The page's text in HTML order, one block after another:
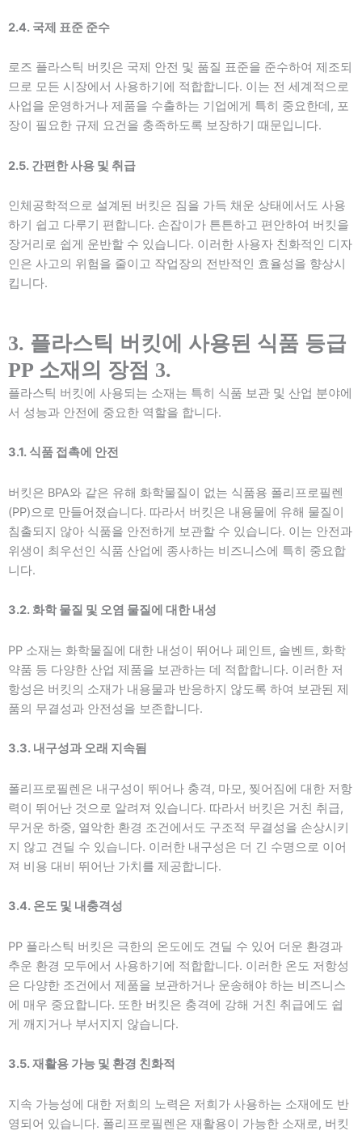
2.4. 국제 표준 준수
로즈 플라스틱 버킷은 국제 안전 및 품질 표준을 준수하여 제조되
므로 모든 시장에서 사용하기에 적합합니다. 이는 전 세계적으로
사업을 운영하거나 제품을 수출하는 기업에게 특히 중요한데, 포
장이 필요한 규제 요건을 충족하도록 보장하기 때문입니다.
2.5. 간편한 사용 및 취급
인체공학적으로 설계된 버킷은 짐을 가득 채운 상태에서도 사용
하기 쉽고 다루기 편합니다. 손잡이가 튼튼하고 편안하여 버킷을
장거리로 쉽게 운반할 수 있습니다. 이러한 사용자 친화적인 디자
인은 사고의 위험을 줄이고 작업장의 전반적인 효율성을 향상시
킵니다.
3. 플라스틱 버킷에 사용된 식품 등급
PP 소재의 장점 3.
플라스틱 버킷에 사용되는 소재는 특히 식품 보관 및 산업 분야에
서 성능과 안전에 중요한 역할을 합니다.
3.1. 식품 접촉에 안전
버킷은 BPA와 같은 유해 화학물질이 없는 식품용 폴리프로필렌
(PP)으로 만들어졌습니다. 따라서 버킷은 내용물에 유해 물질이
침출되지 않아 식품을 안전하게 보관할 수 있습니다. 이는 안전과
위생이 최우선인 식품 산업에 종사하는 비즈니스에 특히 중요합
니다.
3.2. 화학 물질 및 오염 물질에 대한 내성
PP 소재는 화학물질에 대한 내성이 뛰어나 페인트, 솔벤트, 화학
약품 등 다양한 산업 제품을 보관하는 데 적합합니다. 이러한 저
항성은 버킷의 소재가 내용물과 반응하지 않도록 하여 보관된 제
품의 무결성과 안전성을 보존합니다.
3.3. 내구성과 오래 지속됨
폴리프로필렌은 내구성이 뛰어나 충격, 마모, 찢어짐에 대한 저항
력이 뛰어난 것으로 알려져 있습니다. 따라서 버킷은 거친 취급,
무거운 하중, 열악한 환경 조건에서도 구조적 무결성을 손상시키
지 않고 견딜 수 있습니다. 이러한 내구성은 더 긴 수명으로 이어
져 비용 대비 뛰어난 가치를 제공합니다.
3.4. 온도 및 내충격성
PP 플라스틱 버킷은 극한의 온도에도 견딜 수 있어 더운 환경과
추운 환경 모두에서 사용하기에 적합합니다. 이러한 온도 저항성
은 다양한 조건에서 제품을 보관하거나 운송해야 하는 비즈니스
에 매우 중요합니다. 또한 버킷은 충격에 강해 거친 취급에도 쉽
게 깨지거나 부서지지 않습니다.
3.5. 재활용 가능 및 환경 친화적
지속 가능성에 대한 저희의 노력은 저희가 사용하는 소재에도 반
영되어 있습니다. 폴리프로필렌은 재활용이 가능한 소재로, 버킷